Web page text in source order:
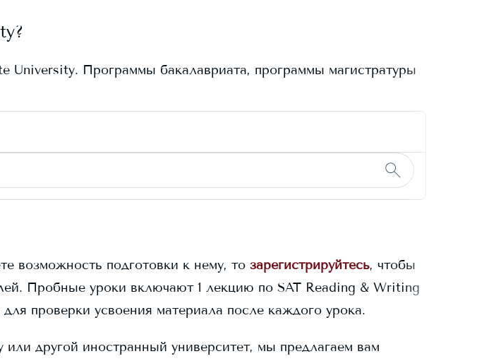
?
University. Программы бакалавриата, программы магистратуры
возможность подготовки к нему, то зарегистрируйтесь, чтобы
Пробные уроки включают 1 лекцию по SAT Reading & Writing
проверки усвоения материала после каждого урока.
или другой иностранный университет, мы предлагаем вам